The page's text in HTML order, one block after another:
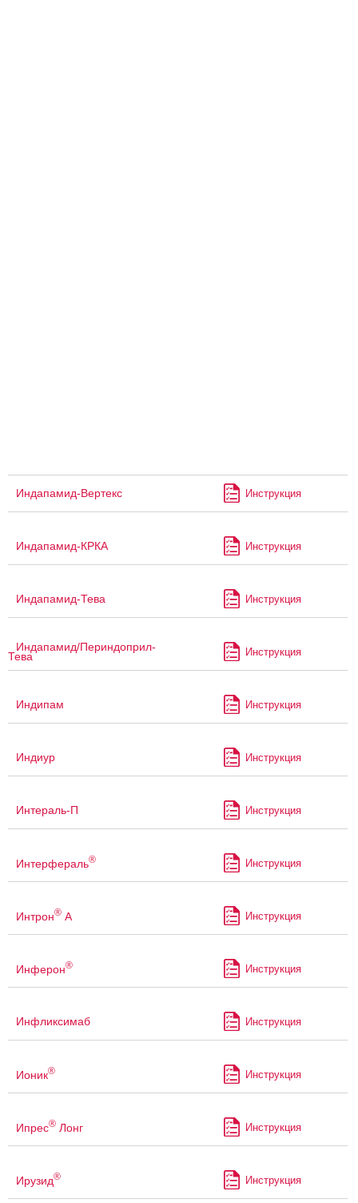
Индапамид-Вертекс Инструкция
Индапамид-КРКА Инструкция
Индапамид-Тева Инструкция
Индапамид/Периндоприл-
Тева Инструкция
Индипам Инструкция
Индиур Инструкция
Интераль-П Инструкция
Интерфераль® Инструкция
Интрон® А Инструкция
Инферон® Инструкция
Инфликсимаб Инструкция
Ионик® Инструкция
Ипрес® Лонг Инструкция
Ирузид® Инструкция